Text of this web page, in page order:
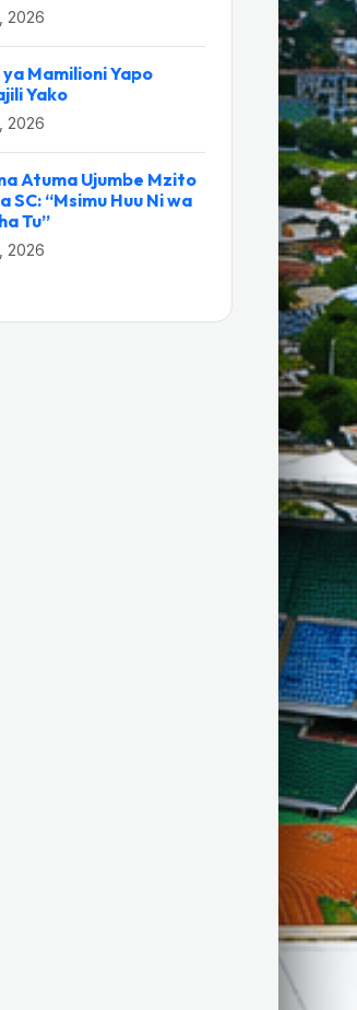
2026
Mamilioni Yapo
Yako
2026
Atuma Ujumbe Mzito
SC: “Msimu Huu Ni wa
Tu”
2026